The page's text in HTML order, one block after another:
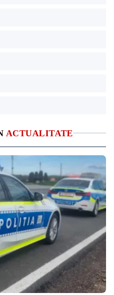
ACTUALITATE